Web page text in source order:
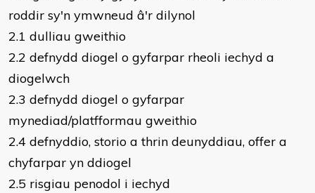
roddir sy'n ymwneud â'r dilynol
2.1 dulliau gweithio
2.2 defnydd diogel o gyfarpar rheoli iechyd a
diogelwch
2.3 defnydd diogel o gyfarpar
mynediad/platfformau gweithio
2.4 defnyddio, storio a thrin deunyddiau, offer a
chyfarpar yn ddiogel
2.5 risgiau penodol i iechyd